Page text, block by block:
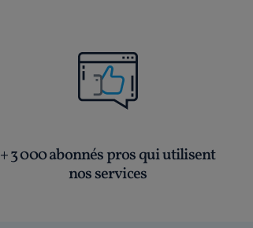
+ 3 000 abonnés pros qui utilisent
nos services